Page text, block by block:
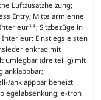
Luftzusatzheizung;
Entry; Mittelarmlehne
Sitzbezüge in
Einstiegsleisten
mit
umlegbar (dreiteilig) mit
anklappbar;
anklappbar beheizt
e-tron